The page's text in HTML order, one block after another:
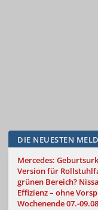
DIE NEUESTEN
Mercedes:
Version für
grünen Bereich?
Effizienz – ohne
Wochenende 07.-